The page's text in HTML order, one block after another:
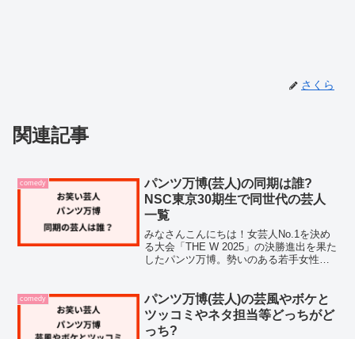
さくら
関連記事
comedy
パンツ万博(芸人)の同期は誰?
NSC東京30期生で同世代の芸人
一覧
みなさんこんにちは！女芸人No.1を決め
る大会「THE W 2025」の決勝進出を果た
したパンツ万博。勢いのある若手女性コ
本興業に所属している芸人さんなんです
よ...
comedy
パンツ万博(芸人)の芸風やボケと
ツッコミやネタ担当等どっちがど
っち?